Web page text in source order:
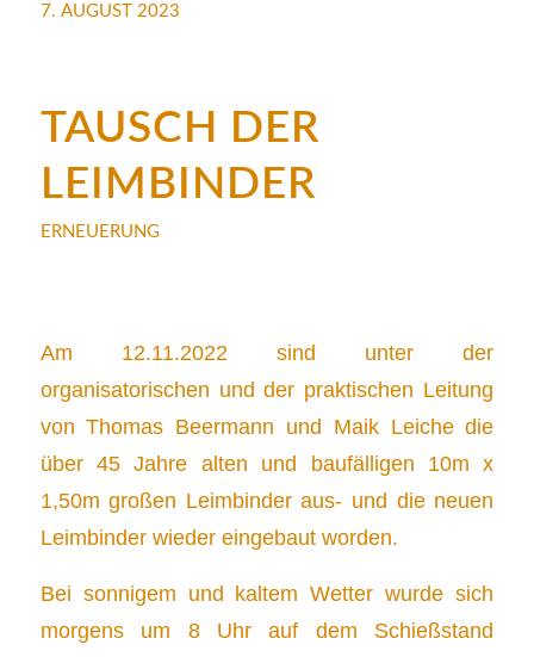
7. AUGUST 2023
TAUSCH DER
LEIMBINDER
ERNEUERUNG
Am 12.11.2022 sind unter der
organisatorischen und der praktischen Leitung
von Thomas Beermann und Maik Leiche die
über 45 Jahre alten und baufälligen 10m x
1,50m großen Leimbinder aus- und die neuen
Leimbinder wieder eingebaut worden.
Bei sonnigem und kaltem Wetter wurde sich
morgens um 8 Uhr auf dem Schießstand